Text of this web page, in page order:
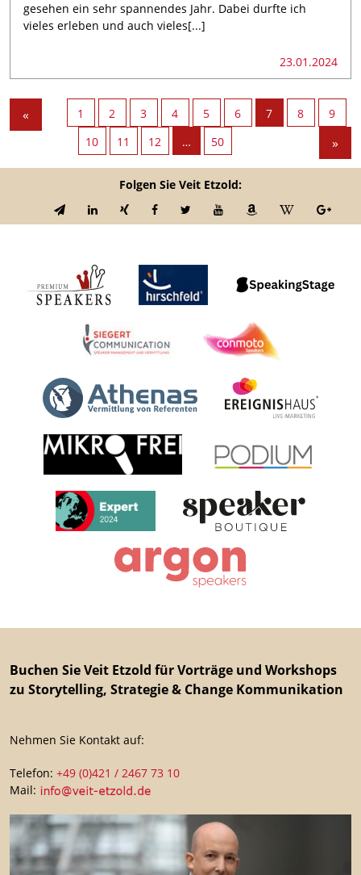
gesehen ein sehr spannendes Jahr. Dabei durfte ich
vieles erleben und auch vieles[...]
23.01.2024
« 1 2 3 4 5 6 7 8
9
10
11 12 … 50 »
Folgen Sie Veit Etzold:
Buchen Sie Veit Etzold für Vorträge und Workshops
zu Storytelling, Strategie & Change Kommunikation
Nehmen Sie Kontakt auf:
Telefon: +49 (0)421 / 2467 73 10
Mail: